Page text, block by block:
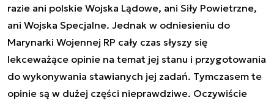
razie ani polskie Wojska Lądowe, ani Siły Powietrzne,
ani Wojska Specjalne. Jednak w odniesieniu do
Marynarki Wojennej RP cały czas słyszy się
lekceważące opinie na temat jej stanu i przygotowania
do wykonywania stawianych jej zadań. Tymczasem te
opinie są w dużej części nieprawdziwe. Oczywiście